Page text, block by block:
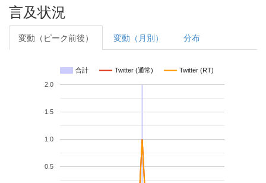
言及状況
変動（ピーク前後） 変動（月別） 分布
合計 Twitter (通常) Twitter (RT)
0.5
1.0
1.5
2.0